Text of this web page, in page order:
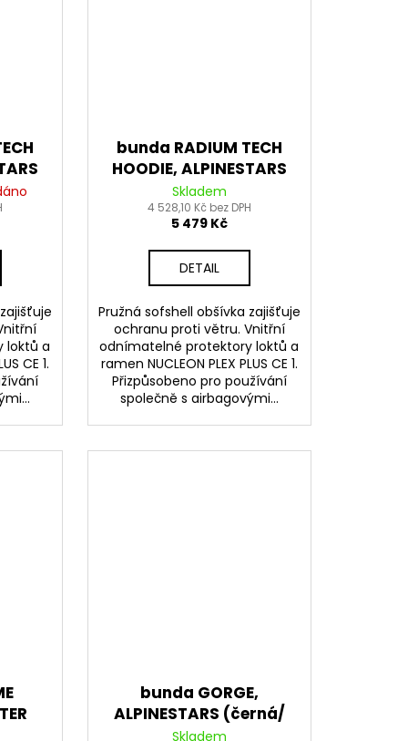
loktů a
CE 1.
bunda RADIUM TECH
HOODIE, ALPINESTARS
(černá/červená) 2026
Skladem
4 528,10 Kč bez DPH
5 479 Kč
DETAIL
Pružná sofshell obšívka zajišťuje
ochranu proti větru. Vnitřní
odnímatelné protektory loktů a
ramen NUCLEON PLEX PLUS CE 1.
Přizpůsobeno pro používání
společně s airbagovými...
bunda GORGE,
ALPINESTARS (černá/
červená)
Skladem